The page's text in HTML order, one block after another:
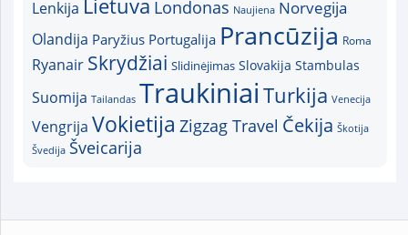
Lenkija Lietuva Londonas Naujiena Norvegija
Olandija Paryžius Portugalija Prancūzija Roma
Ryanair Skrydžiai Slidinėjimas Slovakija Stambulas
Suomija Tailandas TraukiniaiTurkija Venecija
Vengrija Vokietija Zigzag Travel Čekija Škotija
Švedija Šveicarija